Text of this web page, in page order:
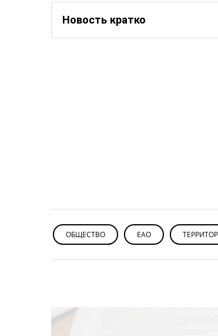
Новость кратко
ОБЩЕСТВО ЕАО